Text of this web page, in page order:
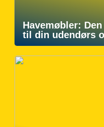
Havemøbler:
til din udendørs